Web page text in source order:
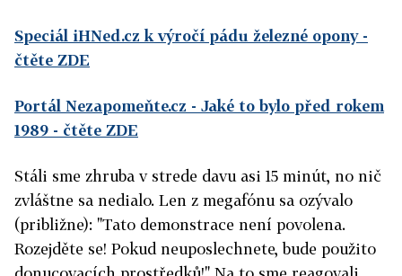
Speciál iHNed.cz k výročí pádu železné opony-
čtěte ZDE
Portál Nezapomeňte.cz - Jaké to bylo před rokem
1989 - čtěte ZDE
Stáli sme zhruba v strede davu asi 15 minút, no nič
zvláštne sa nedialo. Len z megafónu sa ozývalo
(približne): "Tato demonstrace není povolena.
Rozejděte se! Pokud neuposlechnete, bude použito